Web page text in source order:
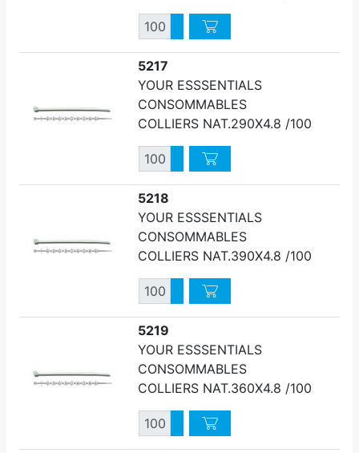
QuantitéAugmenter quantité
Diminuer quantité
5217
YOUR ESSSENTIALS
CONSOMMABLES
COLLIERS NAT.290X4.8 /100
QuantitéAugmenter quantité
Diminuer quantité
5218
YOUR ESSSENTIALS
CONSOMMABLES
COLLIERS NAT.390X4.8 /100
QuantitéAugmenter quantité
Diminuer quantité
5219
YOUR ESSSENTIALS
CONSOMMABLES
COLLIERS NAT.360X4.8 /100
QuantitéAugmenter quantité
Diminuer quantité